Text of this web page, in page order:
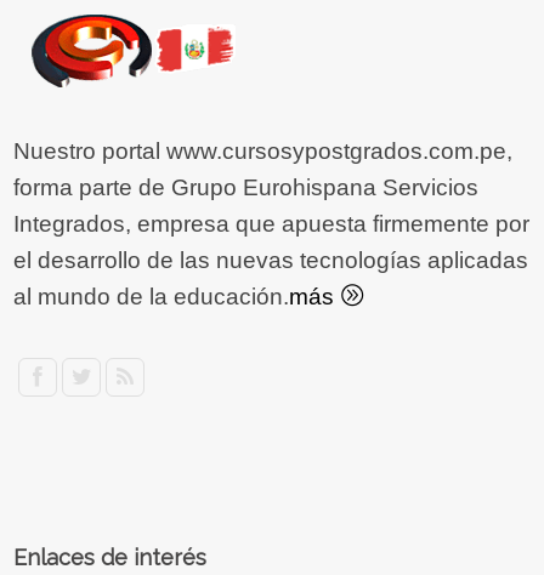
Nuestro portal www.cursosypostgrados.com.pe,
forma parte de Grupo Eurohispana Servicios
Integrados, empresa que apuesta firmemente por
el desarrollo de las nuevas tecnologías aplicadas
al mundo de la educación.más
Enlaces de interés